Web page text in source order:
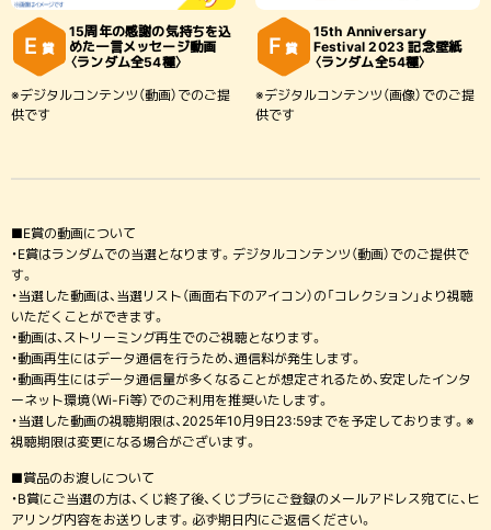
E 賞
15周年の感謝の気持ちを込
めた一言メッセージ動画
〈ランダム全54種〉
※デジタルコンテンツ（動画）でのご提
供です
F 賞
15th Anniversary
Festival 2023 記念壁紙
〈ランダム全54種〉
※デジタルコンテンツ（画像）でのご提
供です
■E賞の動画について
・E賞はランダムでの当選となります。デジタルコンテンツ（動画）でのご提供で
す。
・当選した動画は、当選リスト（画面右下のアイコン）の「コレクション」より視聴
いただくことができます。
・動画は、ストリーミング再生でのご視聴となります。
・動画再生にはデータ通信を行うため、通信料が発生します。
・動画再生にはデータ通信量が多くなることが想定されるため、安定したインタ
ーネット環境（Wi-Fi等）でのご利用を推奨いたします。
・当選した動画の視聴期限は、2025年10月9日23:59までを予定しております。※
視聴期限は変更になる場合がございます。
■賞品のお渡しについて
・B賞にご当選の方は、くじ終了後、くじプラにご登録のメールアドレス宛てに、ヒ
アリング内容をお送りします。必ず期日内にご返信ください。